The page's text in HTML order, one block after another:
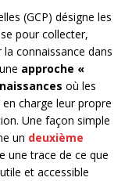
(GCP) désigne les
pour collecter,
connaissance dans
approche «
où les
charge leur propre
Une façon simple
un deuxième
une trace de ce que
et accessible